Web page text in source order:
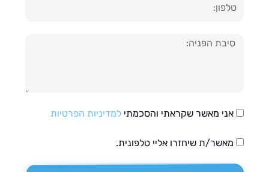
אני מאשר שקראתי והסכמתילמדיניות הפרטיות
מאשר/ת שיחזרו אליי טלפונית.